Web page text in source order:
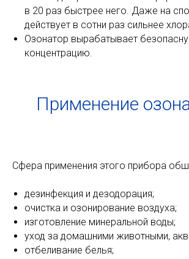
в 20 раз быстрее него. Даже на
действует в сотни раз сильнее
Озонатор вырабатывает
концентрацию.
Применение
Сфера применения этого прибора
дезинфекция и дезодорация;
очистка и озонирование воздуха;
изготовление минеральной воды;
уход за домашними животными,
отбеливание белья;